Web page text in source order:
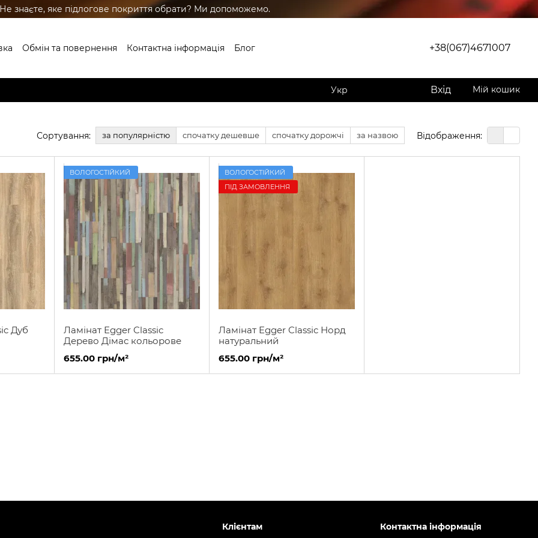
Не знаєте, яке підлогове покриття обрати? Ми допоможемо.
Обмін та повернення Контактна інформація
Блог
+38(067)4671007
Укр Вхід Мій кошик
Сортування: за популярністю спочатку дешевше спочатку дорожчі за назвою Відображення:
Дуб
ВОЛОГОСТІЙКИЙ
Ламінат Egger Classic
Дерево Дімас кольорове
655.00 грн/м²
ВОЛОГОСТІЙКИЙ
ПІД ЗАМОВЛЕННЯ
Ламінат Egger Classic Норд
натуральний
655.00 грн/м²
Клієнтам Контактна інформація